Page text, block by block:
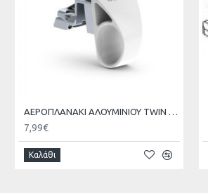
ΑΕΡΟΠΛΑΝΑΚΙ ΑΛΟΥΜΙΝΙΟΥ TWIN GIESSE
7,99€
Καλάθι